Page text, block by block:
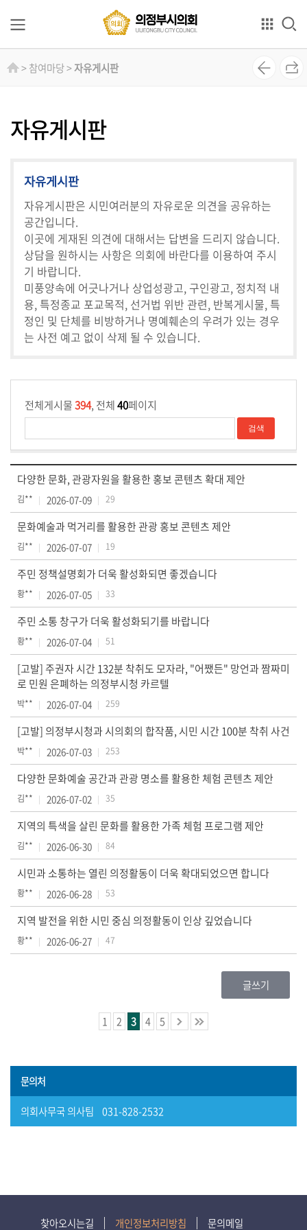
본문으로 바로가기
GNB메뉴 바로가기
의
개
소
개
상
임
위
원
회
의
회
식
의
연
구
단
체
회
의
록
(의
안
정
보)
영
상
회
의
록
참
여
마
당
정
보
공
개
사
이
> 참여마당 >자유게시판
자유게시판
자유게시판
자유게시판은 시민여러분의 자유로운 의견을 공유하는
공간입니다.
이곳에 게재된 의견에 대해서는 답변을 드리지 않습니다.
상담을 원하시는 사항은 의회에 바란다를 이용하여 주시
기 바랍니다.
미풍양속에 어긋나거나 상업성광고, 구인광고, 정치적 내
용, 특정종교 포교목적, 선거법 위반 관련, 반복게시물, 특
정인 및 단체를 비방하거나 명예훼손의 우려가 있는 경우
는 사전 예고 없이 삭제 될 수 있습니다.
전체게시물394, 전체40페이지
다양한 문화, 관광자원을 활용한 홍보 콘텐츠 확대 제안
김** 2026-07-09 29
문화예술과 먹거리를 활용한 관광 홍보 콘텐츠 제안
김** 2026-07-07 19
주민 정책설명회가 더욱 활성화되면 좋겠습니다
황** 2026-07-05 33
주민 소통 창구가 더욱 활성화되기를 바랍니다
황** 2026-07-04 51
[고발] 주권자 시간 132분 착취도 모자라, "어쨌든" 망언과 짬짜미
로 민원 은폐하는 의정부시청 카르텔
박** 2026-07-04 259
[고발] 의정부시청과 시의회의 합작품, 시민 시간 100분 착취 사건
박** 2026-07-03 253
다양한 문화예술 공간과 관광 명소를 활용한 체험 콘텐츠 제안
김** 2026-07-02 35
지역의 특색을 살린 문화를 활용한 가족 체험 프로그램 제안
김** 2026-06-30 84
시민과 소통하는 열린 의정활동이 더욱 확대되었으면 합니다
황** 2026-06-28 53
지역 발전을 위한 시민 중심 의정활동이 인상 깊었습니다
황** 2026-06-27 47
글쓰기
1 2 3 4 5
문의처
의회사무국 의사팀 031-828-2532
찾아오시는길 개인정보처리방침 문의메일